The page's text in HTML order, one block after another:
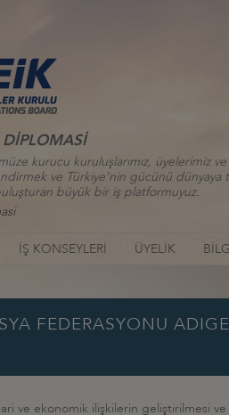
kurucu kuruluşlarımız, üyelerimiz
ve Türkiye’nin gücünü dünyaya
büyük bir iş platformuyuz.
İŞ KONSEYLERİ ÜYELİK
FEDERASYONU
ve ekonomik ilişkilerin geliştirilmesi